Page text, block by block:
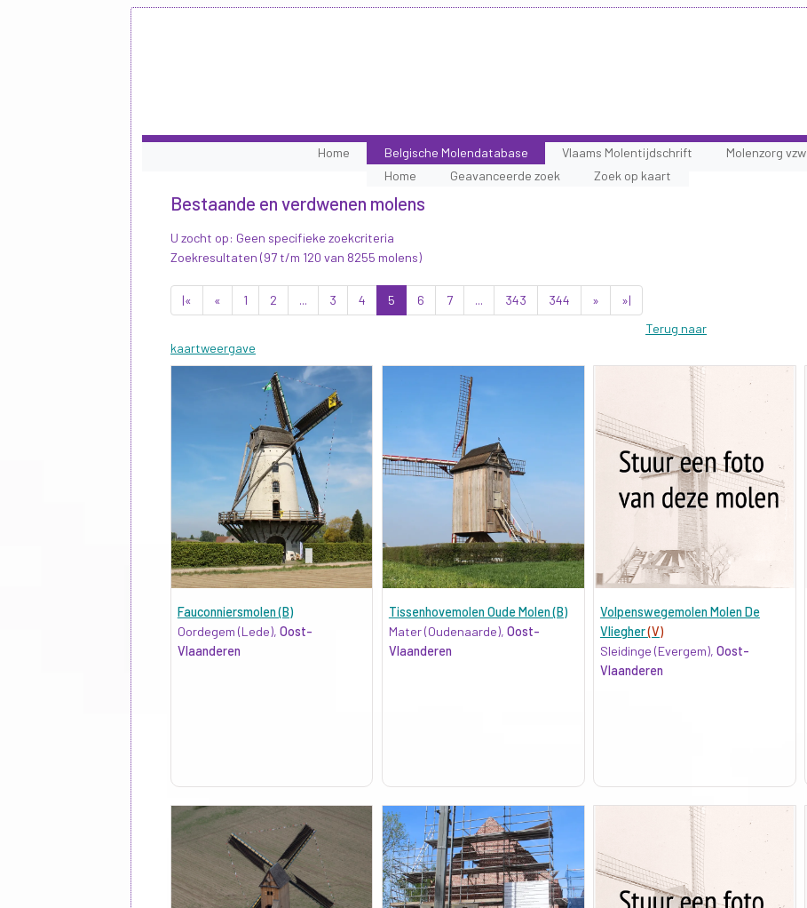
Home
Belgische Molendatabase
Home
Geavanceerde zoek Zoek op kaart
Vlaams Molentijdschrift Molenzorg vzw
Bestaande en verdwenen molens
U zocht op: Geen specifieke zoekcriteria
Zoekresultaten (97 t/m 120 van 8255 molens)
|« « 1 2 ... 3 4 5 6 7 ... 343 344 »
»|
Terug naar
kaartweergave
Fauconniersmolen (B)
Oordegem (Lede), Oost-
Vlaanderen
Tissenhovemolen Oude Molen (B)
Mater (Oudenaarde), Oost-
Vlaanderen
Volpenswegemolen Molen De
Vliegher(V)
Sleidinge (Evergem), Oost-
Vlaanderen